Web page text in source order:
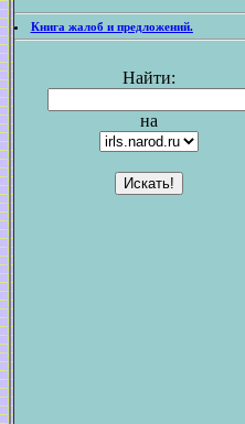
Книга жалоб и предложений.
Найти:
на